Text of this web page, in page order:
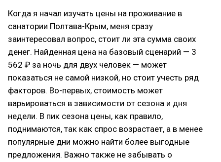
Когда я начал изучать цены на проживание в
санатории Полтава-Крым, меня сразу
заинтересовал вопрос, стоит ли эта сумма своих
денег. Найденная цена на базовый сценарий — 3
562 ₽ за ночь для двух человек — может
показаться не самой низкой, но стоит учесть ряд
факторов. Во-первых, стоимость может
варьироваться в зависимости от сезона и дня
недели. В пик сезона цены, как правило,
поднимаются, так как спрос возрастает, а в менее
популярные дни можно найти более выгодные
предложения. Важно также не забывать о